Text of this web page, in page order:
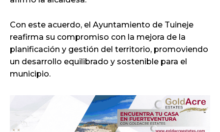
Con este acuerdo, el Ayuntamiento de Tuineje
reafirma su compromiso con la mejora de la
planificación y gestión del territorio, promoviendo
un desarrollo equilibrado y sostenible para el
municipio.